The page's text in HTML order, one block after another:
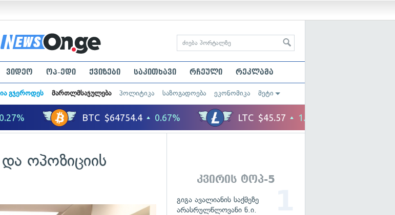
ვიდეო ოპ-ედი ქვიზები საკითხავი რჩეული რეკლამა
გჯეროდეს მართლმსაჯულება პოლიტიკა საზოგადოება ეკონომიკა მეტი
ოპოზიციის
კვირის ტოპ-5
გიგა ავალიანის საქმეზე
არასრულწლოვანი ნ.ი.